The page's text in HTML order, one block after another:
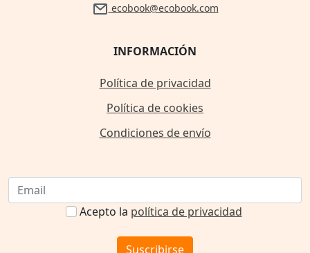
ecobook@ecobook.com
INFORMACIÓN
Política de privacidad
Política de cookies
Condiciones de envío
Acepto la política de privacidad
Suscribirse